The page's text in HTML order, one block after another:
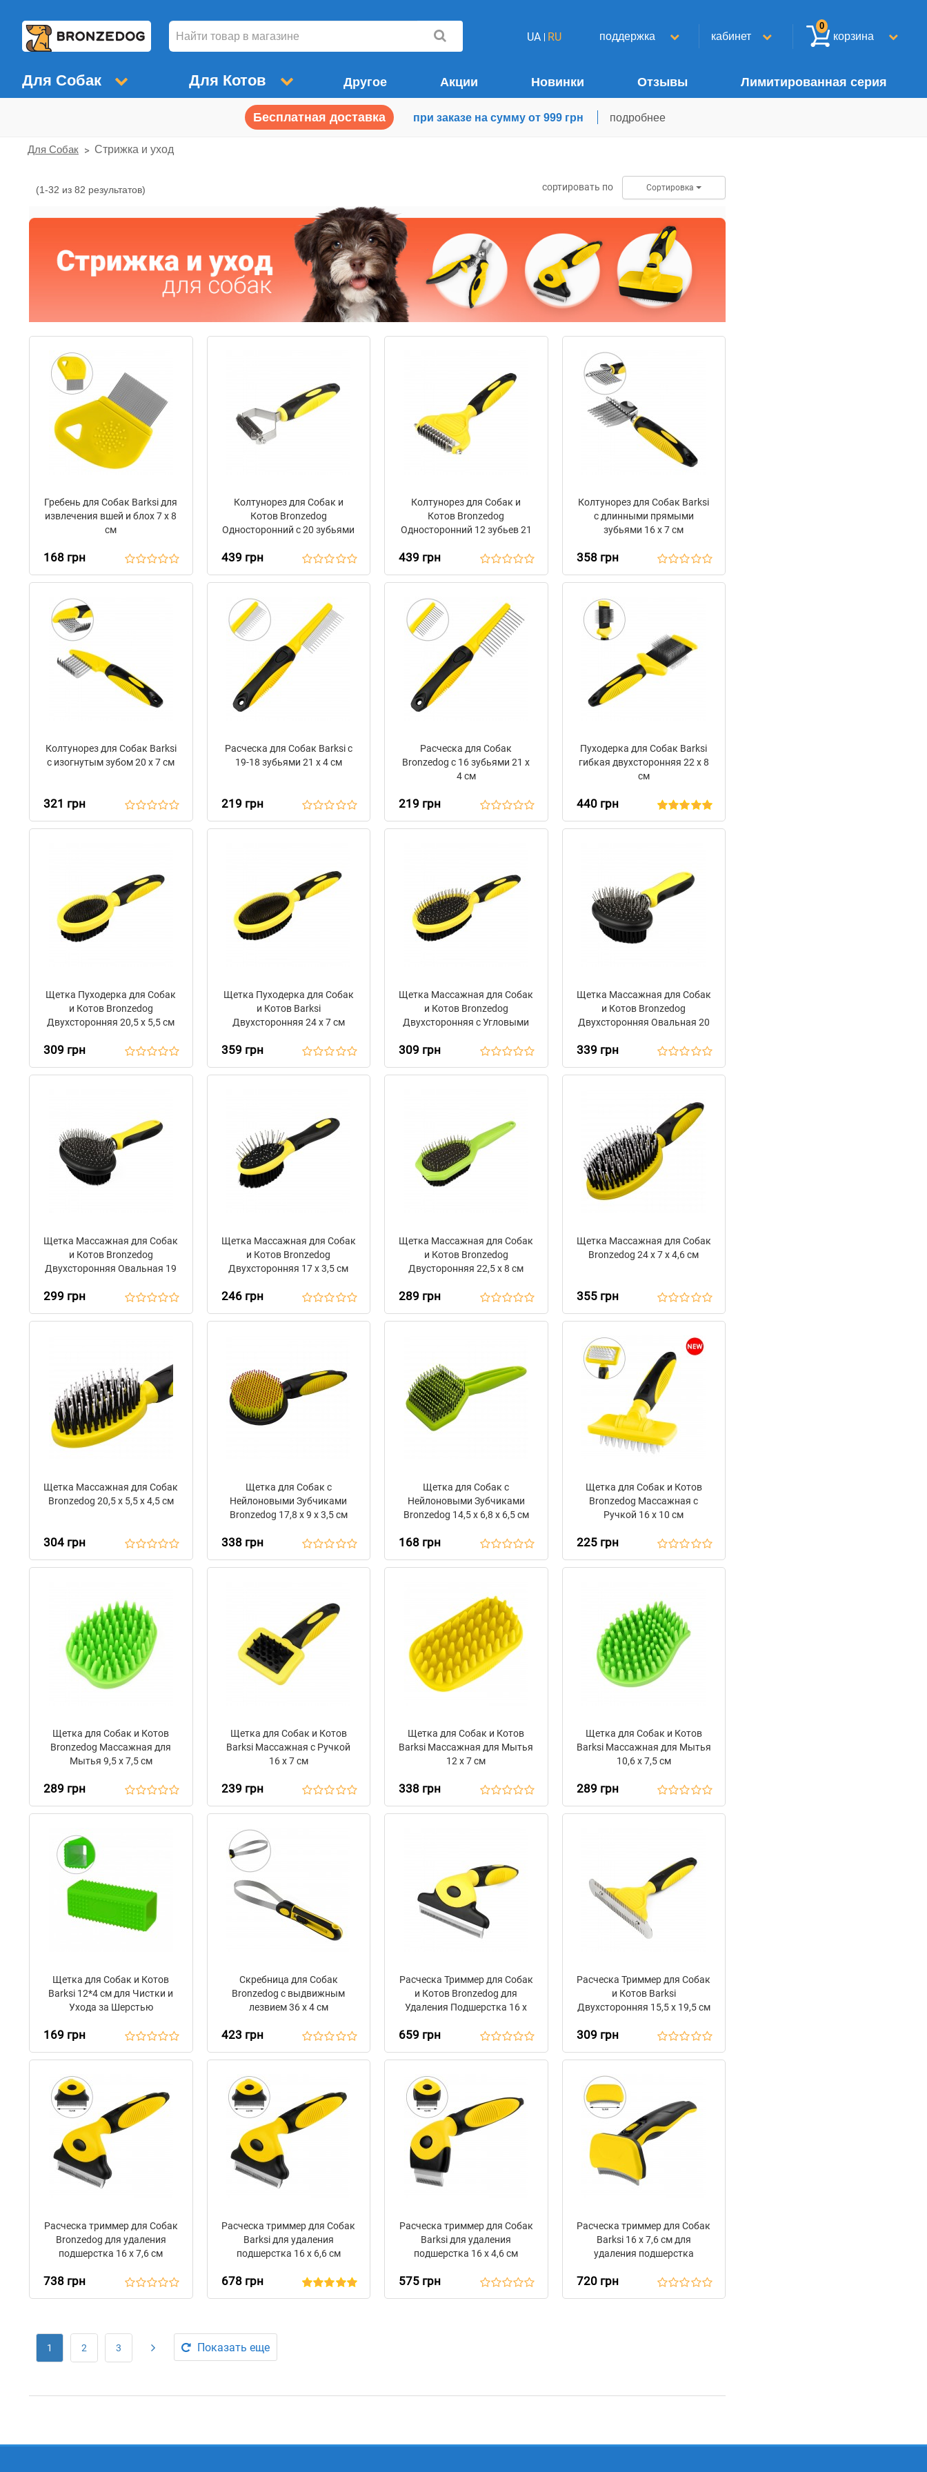
UA RU поддержка кабинет корзина
0
Для Собак Для Котов Другое Акции Новинки Отзывы Лимитированная серия
Бесплатная доставка при заказе на сумму от 999 грн подробнее
Для Собак Стрижка и уход
Стрижка
и
(1-32 из 82 результатов) сортировать по Сортировка
Гребень для Собак Barksi для
извлечения вшей и блох 7 х 8
см
168 грн
Колтунорез для Собак и
Котов Bronzedog
Односторонний с 20 зубьями
439 грн
Колтунорез для Собак и
Котов Bronzedog
Односторонний 12 зубьев 21
439 грн
Колтунорез для Собак Barksi
с длинными прямыми
зубьями 16 х 7 см
358 грн
Колтунорез для Собак Barksi
с изогнутым зубом 20 х 7 см
321 грн
Расческа для Собак Barksi с
19-18 зубьями 21 х 4 см
219 грн
Расческа для Собак
Bronzedog с 16 зубьями 21 х
4 см
219 грн
Пуходерка для Собак Barksi
гибкая двухсторонняя 22 х 8
см
440 грн
Щетка Пуходерка для Собак
и Котов Bronzedog
Двухсторонняя 20,5 х 5,5 см
309 грн
Щетка Пуходерка для Собак
и Котов Barksi
Двухсторонняя 24 х 7 см
359 грн
Щетка Массажная для Собак
и Котов Bronzedog
Двухсторонняя с Угловыми
309 грн
Щетка Массажная для Собак
и Котов Bronzedog
Двухсторонняя Овальная 20
339 грн
Щетка Массажная для Собак
и Котов Bronzedog
Двухсторонняя Овальная 19
299 грн
Щетка Массажная для Собак
и Котов Bronzedog
Двухсторонняя 17 х 3,5 см
246 грн
Щетка Массажная для Собак
и Котов Bronzedog
Двусторонняя 22,5 х 8 см
289 грн
Щетка Массажная для Собак
Bronzedog 24 х 7 х 4,6 см
355 грн
Щетка Массажная для Собак
Bronzedog 20,5 х 5,5 х 4,5 см
304 грн
Щетка для Собак с
Нейлоновыми Зубчиками
Bronzedog 17,8 х 9 х 3,5 см
338 грн
Щетка для Собак с
Нейлоновыми Зубчиками
Bronzedog 14,5 х 6,8 х 6,5 см
168 грн
Щетка для Собак и Котов
Bronzedog Массажная с
Ручкой 16 х 10 см
225 грн
Щетка для Собак и Котов
Bronzedog Массажная для
Мытья 9,5 x 7,5 см
289 грн
Щетка для Собак и Котов
Barksi Массажная с Ручкой
16 х 7 см
239 грн
Щетка для Собак и Котов
Barksi Массажная для Мытья
12 х 7 см
338 грн
Щетка для Собак и Котов
Barksi Массажная для Мытья
10,6 x 7,5 см
289 грн
Щетка для Собак и Котов
Barksi 12*4 см для Чистки и
Ухода за Шерстью
169 грн
Скребница для Собак
Bronzedog с выдвижным
лезвием 36 х 4 см
423 грн
Расческа Триммер для Собак
и Котов Bronzedog для
Удаления Подшерстка 16 х
659 грн
Расческа Триммер для Собак
и Котов Barksi
Двухсторонняя 15,5 х 19,5 см
309 грн
Расческа триммер для Собак
Bronzedog для удаления
подшерстка 16 х 7,6 см
738 грн
Расческа триммер для Собак
Barksi для удаления
подшерстка 16 х 6,6 см
678 грн
Расческа триммер для Собак
Barksi для удаления
подшерстка 16 х 4,6 см
575 грн
Расческа триммер для Собак
Barksi 16 х 7,6 см для
удаления подшерстка
720 грн
Показать еще
1 2 3